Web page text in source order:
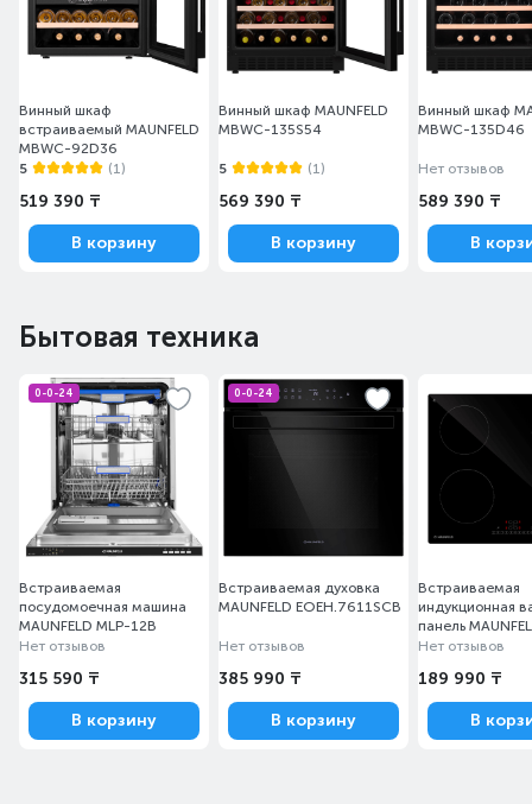
Винный шкаф
встраиваемый MAUNFELD
MBWC-92D36
5
(1)
519 390 ₸
В корзину
Винный шкаф MAUNFELD
MBWC-135S54
5 (1)
569 390 ₸
В корзину
Винный шкаф
MBWC-135D46
Нет отзывов
589 390 ₸
В
Бытовая техника
0-0-24
Встраиваемая
посудомоечная машина
MAUNFELD MLP-12B
Нет отзывов
315 590 ₸
В корзину
0-0-24
Встраиваемая духовка
MAUNFELD EOEH.7611SCB
Нет отзывов
385 990 ₸
В корзину
Встраиваемая
индукционная
панель
AVI6043SBK
Нет отзывов
189 990 ₸
В